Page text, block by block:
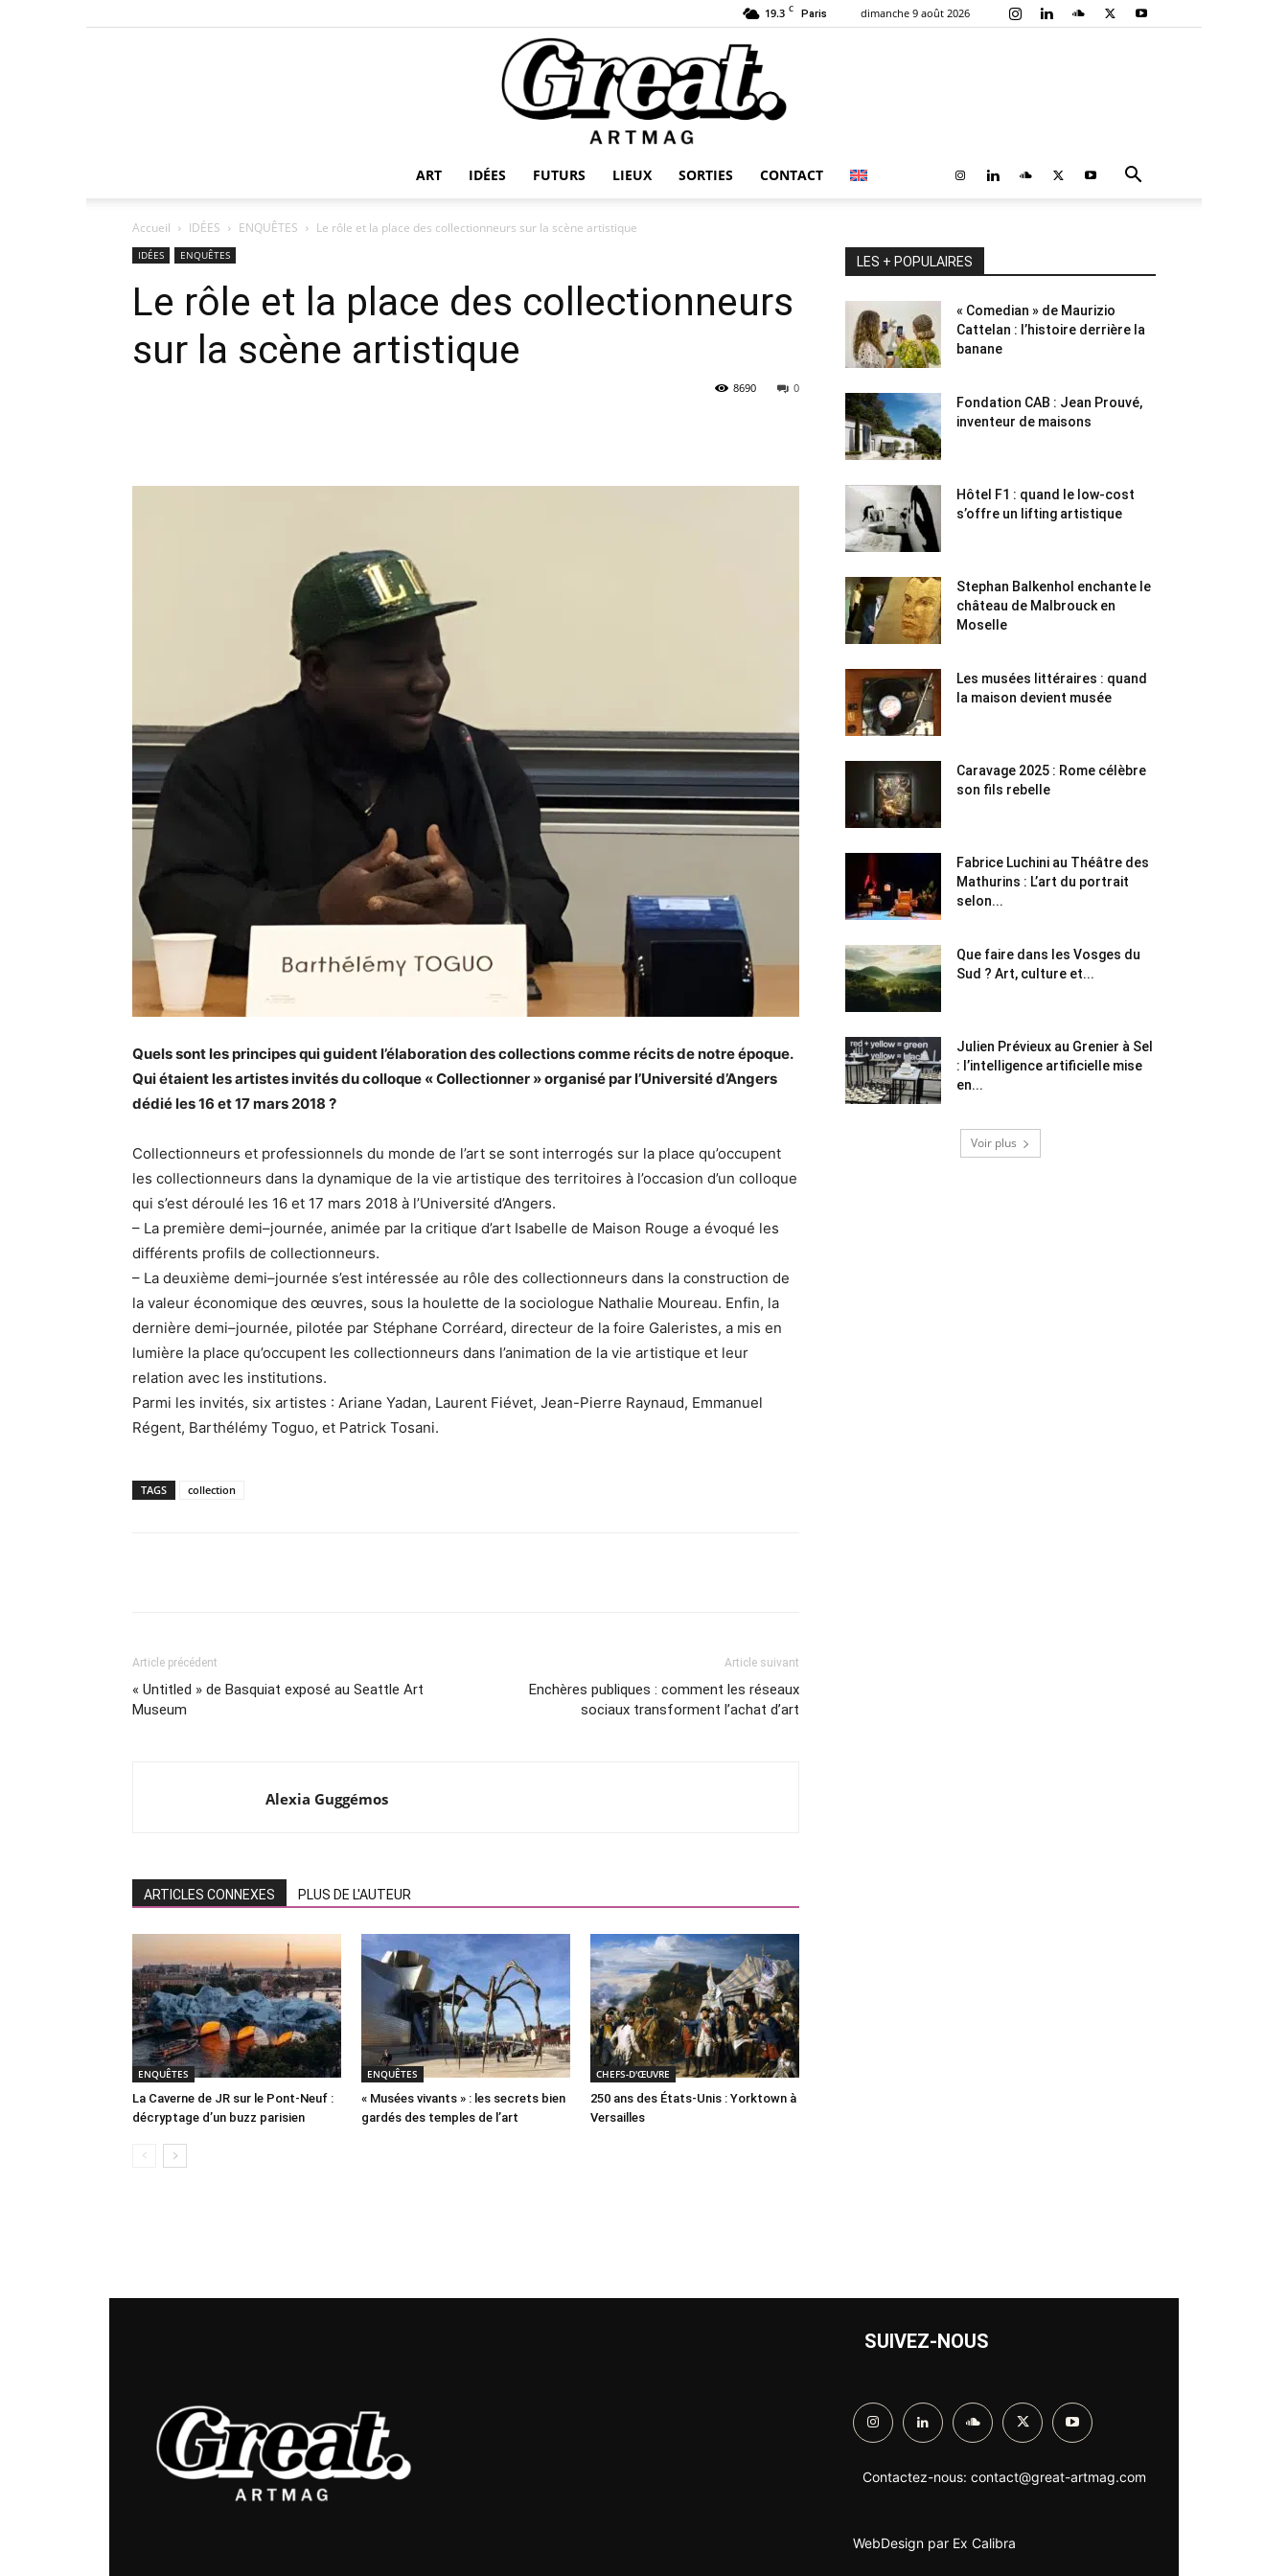
19.3 C Paris dimanche 9 août 2026
ART IDÉES FUTURS LIEUX SORTIES CONTACT
Accueil IDÉES ENQUÊTES Le rôle et la place des collectionneurs sur la scène artistique
IDÉES ENQUÊTES
Le rôle et la place des collectionneurs
sur la scène artistique
0
8690
Quels sont les principes qui guident l’élaboration des collections comme récits de notre époque.
Qui étaient les artistes invités du colloque « Collectionner » organisé par l’Université d’Angers
dédié les 16 et 17 mars 2018 ?
Collectionneurs et professionnels du monde de l’art se sont interrogés sur la place qu’occupent
les collectionneurs dans la dynamique de la vie artistique des territoires à l’occasion d’un colloque
qui s’est déroulé les 16 et 17 mars 2018 à l’Université d’Angers.
– La première demi–journée, animée par la critique d’art Isabelle de Maison Rouge a évoqué les
différents profils de collectionneurs.
– La deuxième demi–journée s’est intéressée au rôle des collectionneurs dans la construction de
la valeur économique des œuvres, sous la houlette de la sociologue Nathalie Moureau. Enfin, la
dernière demi–journée, pilotée par Stéphane Corréard, directeur de la foire Galeristes, a mis en
lumière la place qu’occupent les collectionneurs dans l’animation de la vie artistique et leur
relation avec les institutions.
Parmi les invités, six artistes : Ariane Yadan, Laurent Fiévet, Jean-Pierre Raynaud, Emmanuel
Régent, Barthélémy Toguo, et Patrick Tosani.
TAGS collection
Article précédent
« Untitled » de Basquiat exposé au Seattle Art
Museum
Article suivant
Enchères publiques : comment les réseaux
sociaux transforment l’achat d’art
Alexia Guggémos
ARTICLES CONNEXES PLUS DE L'AUTEUR
ENQUÊTES
La Caverne de JR sur le Pont-Neuf :
décryptage d’un buzz parisien
ENQUÊTES
« Musées vivants » : les secrets bien
gardés des temples de l’art
CHEFS-D'ŒUVRE
250 ans des États-Unis : Yorktown à
Versailles
LES + POPULAIRES
« Comedian » de Maurizio
Cattelan : l’histoire derrière la
banane
Fondation CAB : Jean Prouvé,
inventeur de maisons
Hôtel F1 : quand le low-cost
s’offre un lifting artistique
Stephan Balkenhol enchante le
château de Malbrouck en
Moselle
Les musées littéraires : quand
la maison devient musée
Caravage 2025 : Rome célèbre
son fils rebelle
Fabrice Luchini au Théâtre des
Mathurins : L’art du portrait
selon...
Que faire dans les Vosges du
Sud ? Art, culture et...
Julien Prévieux au Grenier à Sel
: l’intelligence artificielle mise
en...
Voir plus
SUIVEZ-NOUS
Contactez-nous: contact@great-artmag.com
WebDesign par Ex Calibra